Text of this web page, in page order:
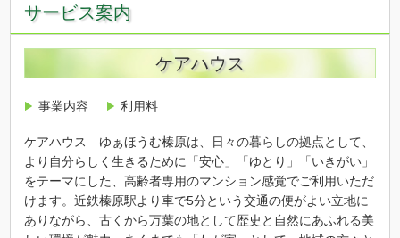
サービス案内
ケアハウス
事業内容 利用料
ケアハウス ゆぁほうむ榛原は、日々の暮らしの拠点として、
より自分らしく生きるために「安心」「ゆとり」「いきがい」
をテーマにした、高齢者専用のマンション感覚でご利用いただ
けます。近鉄榛原駅より車で5分という交通の便がよい立地に
ありながら、古くから万葉の地として歴史と自然にあふれる美